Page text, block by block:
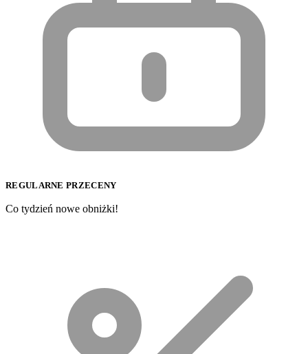
REGULARNE PRZECENY
Co tydzień nowe obniżki!